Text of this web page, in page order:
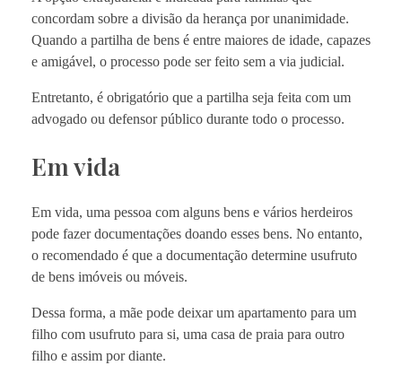
concordam sobre a divisão da herança por unanimidade.
Quando a partilha de bens é entre maiores de idade, capazes
e amigável, o processo pode ser feito sem a via judicial.
Entretanto, é obrigatório que a partilha seja feita com um
advogado ou defensor público durante todo o processo.
Em vida
Em vida, uma pessoa com alguns bens e vários herdeiros
pode fazer documentações doando esses bens. No entanto,
o recomendado é que a documentação determine usufruto
de bens imóveis ou móveis.
Dessa forma, a mãe pode deixar um apartamento para um
filho com usufruto para si, uma casa de praia para outro
filho e assim por diante.